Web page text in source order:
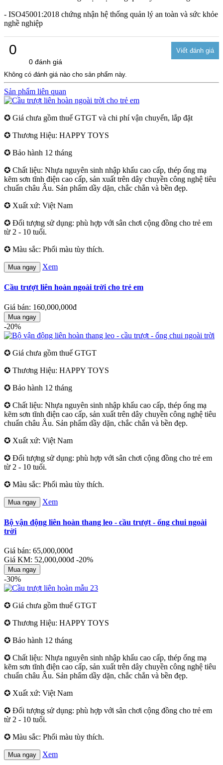
- ISO45001:2018 chứng nhận hệ thống quản lý an toàn và sức khỏe
nghề nghiệp
0
0 đánh giá
Không có đánh giá nào cho sản phẩm này.
Sản phẩm liên quan
✪ Giá chưa gồm thuế GTGT và chi phí vận chuyển, lắp đặt
✪ Thương Hiệu: HAPPY TOYS
✪ Bảo hành 12 tháng
✪ Chất liệu: Nhựa nguyên sinh nhập khẩu cao cấp, thép ống mạ
kẽm sơn tĩnh điện cao cấp, sản xuất trên dây chuyền công nghệ tiêu
chuẩn châu Âu. Sản phẩm dầy dặn, chắc chắn và bền đẹp.
✪ Xuất xứ: Việt Nam
✪ Đối tượng sử dụng: phù hợp với sân chơi cộng đồng cho trẻ em
từ 2 - 10 tuổi.
✪ Màu sắc: Phối màu tùy thích.
Mua ngay Xem
Cầu trượt liên hoàn ngoài trời cho trẻ em
Giá bán: 160,000,000đ
Mua ngay
-20%
✪ Giá chưa gồm thuế GTGT
✪ Thương Hiệu: HAPPY TOYS
✪ Bảo hành 12 tháng
✪ Chất liệu: Nhựa nguyên sinh nhập khẩu cao cấp, thép ống mạ
kẽm sơn tĩnh điện cao cấp, sản xuất trên dây chuyền công nghệ tiêu
chuẩn châu Âu. Sản phẩm dầy dặn, chắc chắn và bền đẹp.
✪ Xuất xứ: Việt Nam
✪ Đối tượng sử dụng: phù hợp với sân chơi cộng đồng cho trẻ em
từ 2 - 10 tuổi.
✪ Màu sắc: Phối màu tùy thích.
Mua ngay Xem
Bộ vận động liên hoàn thang leo - cầu trượt - ống chui ngoài
trời
Giá bán: 65,000,000đ
Giá KM: 52,000,000đ -20%
Mua ngay
-30%
✪ Giá chưa gồm thuế GTGT
✪ Thương Hiệu: HAPPY TOYS
✪ Bảo hành 12 tháng
✪ Chất liệu: Nhựa nguyên sinh nhập khẩu cao cấp, thép ống mạ
kẽm sơn tĩnh điện cao cấp, sản xuất trên dây chuyền công nghệ tiêu
chuẩn châu Âu. Sản phẩm dầy dặn, chắc chắn và bền đẹp.
✪ Xuất xứ: Việt Nam
✪ Đối tượng sử dụng: phù hợp với sân chơi cộng đồng cho trẻ em
từ 2 - 10 tuổi.
✪ Màu sắc: Phối màu tùy thích.
Mua ngay Xem